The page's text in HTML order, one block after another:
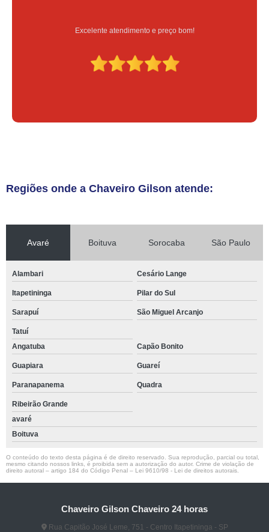
Excelente atendimento e preço bom!
Regiões onde a Chaveiro Gilson atende:
Avaré Boituva Sorocaba São Paulo
Alambari Cesário Lange
Itapetininga Pilar do Sul
Sarapuí São Miguel Arcanjo
Tatuí
Angatuba
Capão Bonito
Guapiara Guareí
Paranapanema Quadra
Ribeirão Grande
avaré
Boituva
O conteúdo do texto desta página é de direito reservado. Sua reprodução, parcial ou total,
mesmo citando nossos links, é proibida sem a autorização do autor. Crime de violação de
direito autoral – artigo 184 do Código Penal – Lei 9610/98 - Lei de direitos autorais
Chaveiro Gilson Chaveiro 24 horas
Rua Capitão José Leme, 751 - Centro Itapetininga - SP